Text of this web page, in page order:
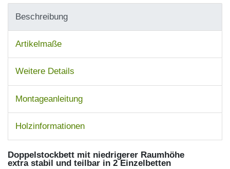
Beschreibung
Artikelmaße
Weitere Details
Montageanleitung
Holzinformationen
Doppelstockbett mit niedrigerer Raumhöhe
extra stabil und teilbar in 2 Einzelbetten